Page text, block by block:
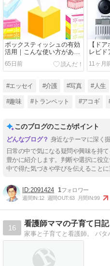
ボックスティッシュの有効
活用｜こんな使い方があっ
たなんて…
65日前
【ド
レビド
してい
11ヶ月
#エッセイ #介護 #写真 #人生
#趣味 #トランペット #アコギ
このブログのここがポイント
身近なテーマに深く
日常の中で気になる疑問や興味を持
豊かに紹介します。判断や選択に役
中で得た気づきや学びを伝えることに
2091424 1
週間IN:12 週間OUT:63 月間IN:99
16
看護師ママの子育て日記